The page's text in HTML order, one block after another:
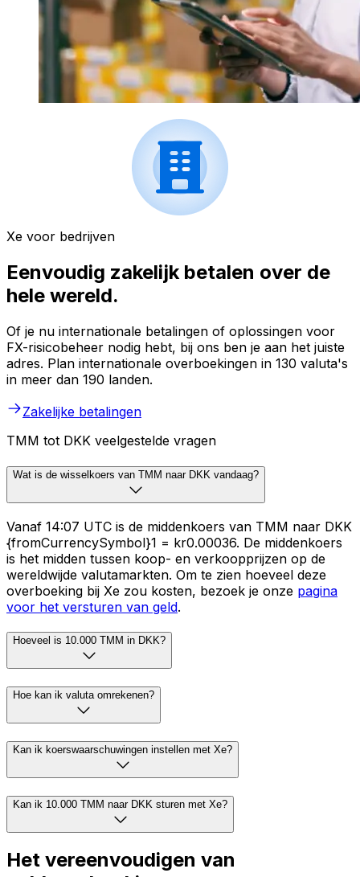
Xe voor bedrijven
Eenvoudig zakelijk betalen over de
hele wereld.
Of je nu internationale betalingen of oplossingen voor
FX-risicobeheer nodig hebt, bij ons ben je aan het juiste
adres. Plan internationale overboekingen in 130 valuta's
in meer dan 190 landen.
Zakelijke betalingen
TMM tot DKK veelgestelde vragen
Wat is de wisselkoers van TMM naar DKK vandaag?
Vanaf 14:07 UTC is de middenkoers van TMM naar DKK
{fromCurrencySymbol}1 = kr0.00036. De middenkoers
is het midden tussen koop- en verkoopprijzen op de
wereldwijde valutamarkten. Om te zien hoeveel deze
overboeking bij Xe zou kosten, bezoek je onze pagina
voor het versturen van geld.
Hoeveel is 10.000 TMM in DKK?
Hoe kan ik valuta omrekenen?
Kan ik koerswaarschuwingen instellen met Xe?
Kan ik 10.000 TMM naar DKK sturen met Xe?
Het vereenvoudigen van